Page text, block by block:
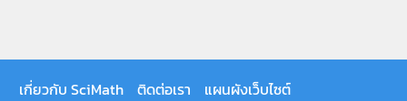
เกี่ยวกับ SciMath ติดต่อเรา
แผนผังเว็บไซต์